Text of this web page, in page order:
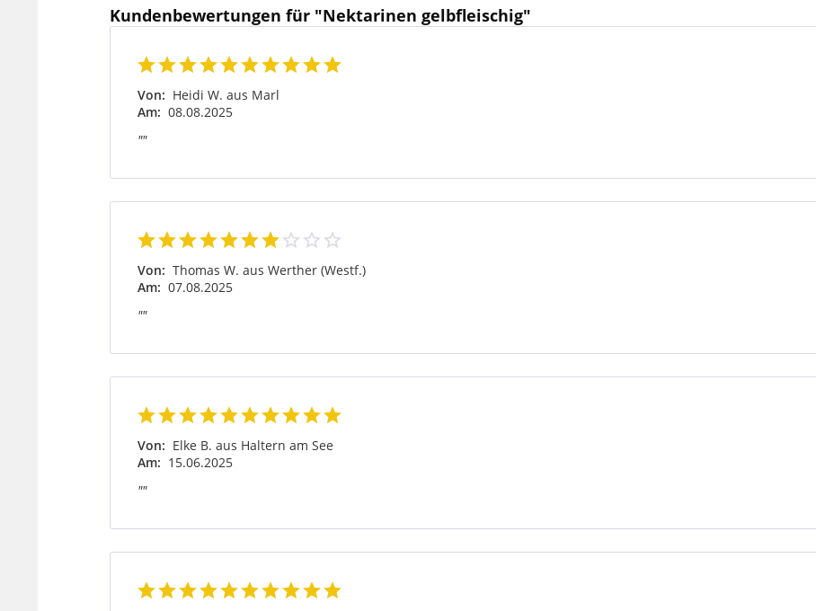
Kundenbewertungen für "Nektarinen gelbfleischig"
Von: Heidi W. aus Marl
Am: 08.08.2025
""
Von: Thomas W. aus Werther (Westf.)
Am: 07.08.2025
""
Von: Elke B. aus Haltern am See
Am: 15.06.2025
""